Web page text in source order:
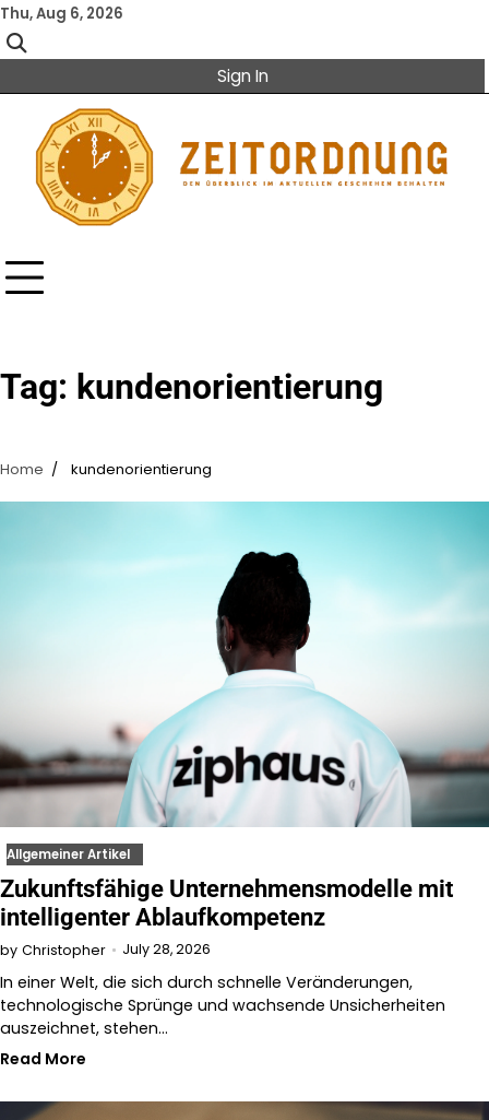
Skip
to
content
Thu, Aug 6, 2026
Sign In
Tag: kundenorientierung
Home kundenorientierung
Allgemeiner Artikel
Zukunftsfähige Unternehmensmodelle mit
intelligenter Ablaufkompetenz
by Christopher July 28, 2026
In einer Welt, die sich durch schnelle Veränderungen,
technologische Sprünge und wachsende Unsicherheiten
auszeichnet, stehen…
Read More